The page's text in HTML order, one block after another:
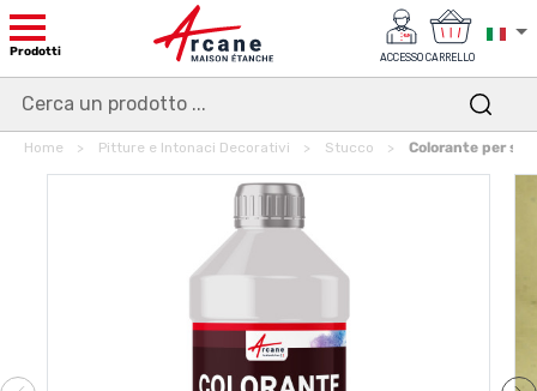
Prodotti ACCESSO CARRELLO
Home Pitture e Intonaci Decorativi Stucco Colorante per